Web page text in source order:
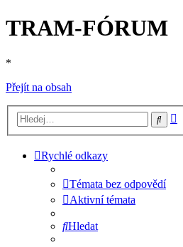
TRAM-FÓRUM
*
Přejít na obsah
Hledat
Rychlé odkazy
Témata bez odpovědí
Aktivní témata
Hledat